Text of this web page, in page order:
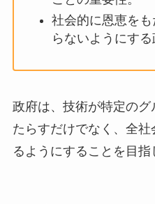
社会的に恩恵を
らないようにする
政府は、技術が特定の
たらすだけでなく、全
るようにすることを目指